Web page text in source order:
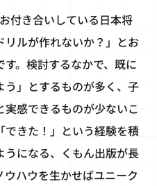
付き合いしている日本将
ルが作れないか？」とお
。検討するなかで、既に
」とするものが多く、子
感できるものが少ないこ
できた！」という経験を積
になる、くもん出版が長
ハウを生かせばユニーク